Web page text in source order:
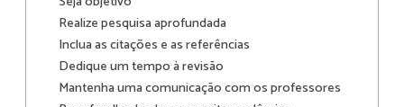
Realize pesquisa aprofundada
Inclua as citações e as referências
Dedique um tempo à revisão
Mantenha uma comunicação com os professores